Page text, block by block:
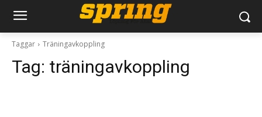
Taggar Träningavkoppling
Tag: träningavkoppling